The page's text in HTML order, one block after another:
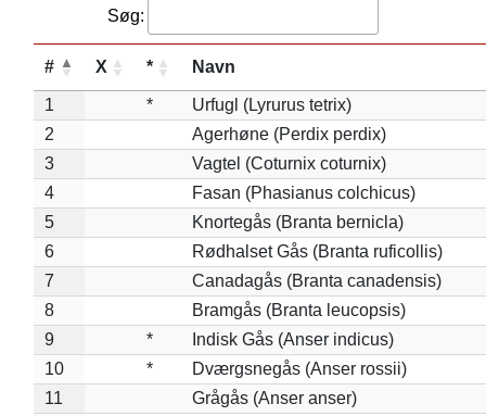
Søg:
# X * Navn
1 *
Urfugl (Lyrurus tetrix)
2
Agerhøne (Perdix perdix)
3
Vagtel (Coturnix coturnix)
4
Fasan (Phasianus colchicus)
5
Knortegås (Branta bernicla)
6
Rødhalset Gås (Branta ruficollis)
7
Canadagås (Branta canadensis)
8
Bramgås (Branta leucopsis)
9
*
Indisk Gås (Anser indicus)
10
*
Dværgsnegås (Anser rossii)
11
Grågås (Anser anser)